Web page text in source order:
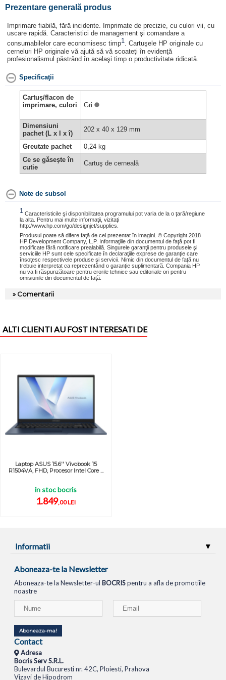
Prezentare generală produs
Imprimare fiabilă, fără incidente. Imprimate de precizie, cu culori vii, cu
uscare rapidă. Caracteristici de management şi comandare a
consumabilelor care economisesc timp1. Cartuşele HP originale cu
cerneluri HP originale vă ajută să vă scoateţi în evidenţă
profesionalismul păstrând în acelaşi timp o productivitate ridicată.
Specificaţii
Cartuș/flacon de
imprimare, culori
Gri
Dimensiuni
pachet (L x I x î)
202 x 40 x 129 mm
Greutate pachet
0,24 kg
Ce se găseşte în
cutie
Cartuş de cerneală
Note de subsol
1 Caracteristicile şi disponibilitatea programului pot varia de la o ţară/regiune
la alta. Pentru mai multe informaţii, vizitaţi
http://www.hp.com/go/designjet/supplies.
Produsul poate să difere faţă de cel prezentat în imagini. © Copyright 2018
HP Development Company, L.P. Informaţiile din documentul de faţă pot fi
modificate fără notificare prealabilă. Singurele garanţii pentru produsele şi
serviciile HP sunt cele specificate în declaraţiile exprese de garanţie care
însoţesc respectivele produse şi servicii. Nimic din documentul de faţă nu
trebuie interpretat ca reprezentând o garanţie suplimentară. Compania HP
nu va fi răspunzătoare pentru erorile tehnice sau editoriale ori pentru
omisiunile din documentul de faţă.
» Comentarii
ALTI CLIENTI AU FOST INTERESATI DE
Laptop ASUS 15.6'' Vivobook 15
R1504VA, FHD, Procesor Intel Core ...
in stoc bocris
1.849,00 LEI
Informatii
Aboneaza-te la Newsletter
Aboneaza-te la Newsletter-ul BOCRISpentru a afla de promotiile
noastre
Aboneaza-ma!
Contact
Adresa
Bocris Serv S.R.L.
Bulevardul Bucuresti nr. 42C, Ploiesti, Prahova
Vizavi de Hipodrom